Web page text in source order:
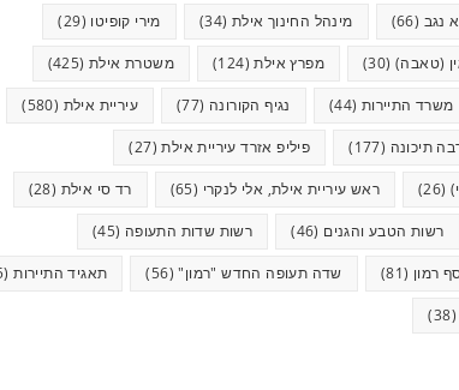
נגב (66) מינהל החינוך אילת (34) מירי קופיטו (29)
(טאבה)(30) מפרץ אילת(124) משטרת אילת(425)
משרד התיירות (44) נגיף הקורונה (77) עיריית אילת (580)
תיכונה (177) פיליפ אזרד עיריית אילת(27)
(26) ראש עיריית אילת, אלי לנקרי (65) רד סי אילת (28)
רשות הטבע והגנים (46) רשות שדות התעופה (45)
רמון (81) שדה תעופה החדש "רמון"(56) תאגיד התיירות(35)
(38)